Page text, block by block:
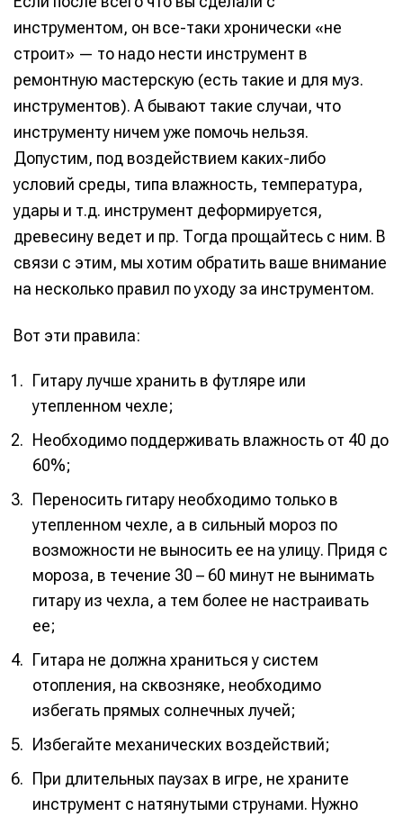
Мы в социальных сетях
Информация
О проекте Реклама
Редакционная политика (в разработке)
Предложение новостей Помощь проекту
Мы в социальных сетях
Информация
О проекте Реклама
Редакционная политика (в разработке)
Предложение новостей Помощь проекту
инструментом, он все-таки хронически «не
строит» — то надо нести инструмент в
ремонтную мастерскую (есть такие и для муз.
инструментов). А бывают такие случаи, что
инструменту ничем уже помочь нельзя.
Допустим, под воздействием каких-либо
условий среды, типа влажность, температура,
удары и т.д. инструмент деформируется,
древесину ведет и пр. Тогда прощайтесь с ним. В
связи с этим, мы хотим обратить ваше внимание
на несколько правил по уходу за инструментом.
Вот эти правила:
Гитару лучше хранить в футляре или
утепленном чехле;
Необходимо поддерживать влажность от 40 до
60%;
Переносить гитару необходимо только в
утепленном чехле, а в сильный мороз по
возможности не выносить ее на улицу. Придя с
мороза, в течение 30 – 60 минут не вынимать
гитару из чехла, а тем более не настраивать
ее;
Гитара не должна храниться у систем
отопления, на сквозняке, необходимо
избегать прямых солнечных лучей;
Избегайте механических воздействий;
При длительных паузах в игре, не храните
инструмент с натянутыми струнами. Нужно